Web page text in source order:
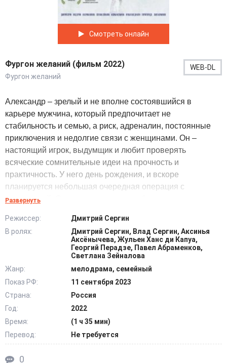
Смотреть онлайн
Фургон желаний (фильм 2022)
Фургон желаний
WEB-DL
Александр – зрелый и не вполне состоявшийся в
карьере мужчина, который предпочитает не
стабильность и семью, а риск, адреналин, постоянные
приключения и недолгие связи с женщинами. Он –
настоящий игрок, выдумщик и любит проверять
всяческие сомнительные идеи на прочность и
практичность. У него день рождения, и вскоре
планируется небольшая очередная операция с
махинацией. Однако в качестве необычного и
мальчишку. У десятилетнего ребенка с собой чемодан.
Малец заявляет, что его сын, а также и то, что мать
отправила его пожить с ним. Герой собирался
отправиться на своем фургоне до Рима и привезти туда
антикварную вещицу. Он договорился о такой сделке
сомнительного характера, и ему точно не нужны ни
лишние «соучастники», свидетели, ни заботы о
родительского толка. Принимать ответственность герой
тоже не спешит, как и узнавать детали о рождении
мальчишки и точном установлении отцовства.
@Filmix.fan
Развернуть
Режиссер:
Дмитрий Сергин
В ролях:
Дмитрий Сергин, Влад Сергин, Аксинья
Аксёнычева, Жульен Ханс ди Капуа,
Георгий Перадзе, Павел Абраменков,
Светлана Зейналова
Жанр:
мелодрама, семейный
Показ РФ:
11 сентября 2023
Страна:
Россия
Год:
2022
Время:
(1 ч 35 мин)
Перевод:
Не требуется
0